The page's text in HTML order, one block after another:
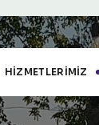
HIZMETLERIMIZ